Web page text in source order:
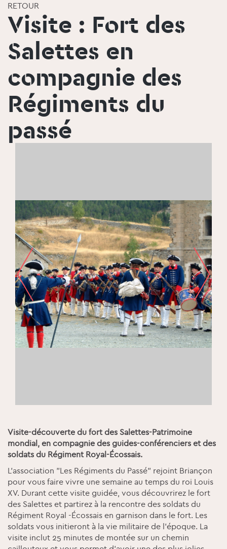
Visite : Fort des
Salettes en
compagnie des
Régiments du
passé
RETOUR
Visite-découverte du fort des Salettes-Patrimoine
mondial, en compagnie des guides-conférenciers et des
soldats du Régiment Royal-Écossais.
L’association "Les Régiments du Passé" rejoint Briançon
pour vous faire vivre une semaine au temps du roi Louis
XV. Durant cette visite guidée, vous découvrirez le fort
des Salettes et partirez à la rencontre des soldats du
Régiment Royal -Écossais en garnison dans le fort. Les
soldats vous initieront à la vie militaire de l'époque. La
visite inclut 25 minutes de montée sur un chemin